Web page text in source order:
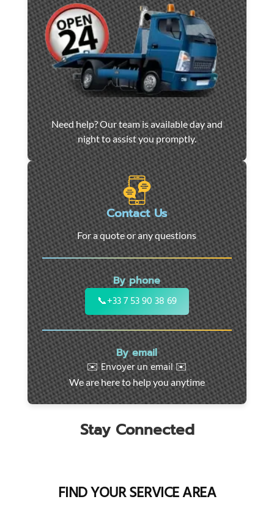
Car
towing
and
roadside
assistance
in
Marseille
-
24/7
support
for
cars,
motorcycles,
and
utility
vehicles.
Fast
intervention
throughout
the
Need help? Our team is available day and
night to assist you promptly.
Contact Us
For a quote or any questions
By phone
📞+33 7 53 90 38 69
By email
✉️ Envoyer un email ✉️
We are here to help you anytime
Stay Connected
FIND YOUR SERVICE AREA